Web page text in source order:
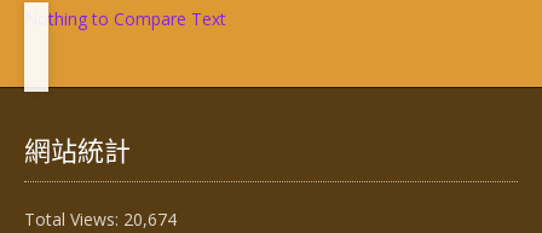
Nothing to Compare Text
網站統計
Total Views: 20,674